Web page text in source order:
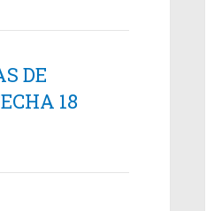
DE
18